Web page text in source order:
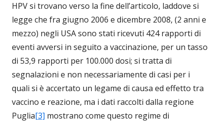
HPV si trovano verso la fine dell’articolo, laddove si
legge che fra giugno 2006 e dicembre 2008, (2 anni e
mezzo) negli USA sono stati ricevuti 424 rapporti di
eventi avversi in seguito a vaccinazione, per un tasso
di 53,9 rapporti per 100.000 dosi; si tratta di
segnalazioni e non necessariamente di casi per i
quali si è accertato un legame di causa ed effetto tra
vaccino e reazione, ma i dati raccolti dalla regione
Puglia[3] mostrano come questo regime di